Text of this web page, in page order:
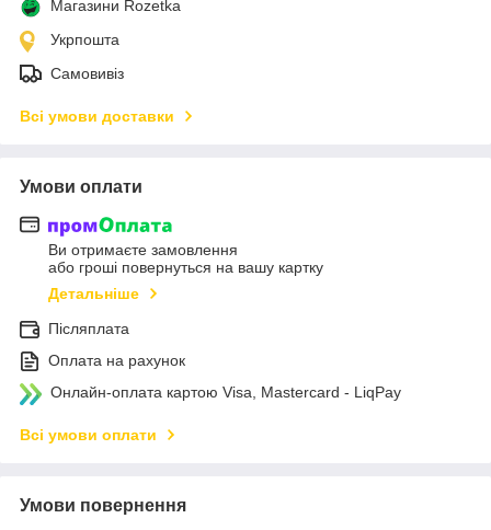
Магазини Rozetka
Укрпошта
Самовивіз
Всі умови доставки
Умови оплати
Ви отримаєте замовлення
або гроші повернуться на вашу картку
Детальніше
Післяплата
Оплата на рахунок
Онлайн-оплата картою Visa, Mastercard - LiqPay
Всі умови оплати
Умови повернення